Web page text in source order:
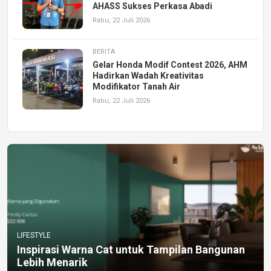
AHASS Sukses Perkasa Abadi
Rabu, 22 Juli 2026
BERITA
Gelar Honda Modif Contest 2026, AHM
Hadirkan Wadah Kreativitas
Modifikator Tanah Air
Rabu, 22 Juli 2026
LIFESTYLE
Inspirasi Warna Cat untuk Tampilan Bangunan
Lebih Menarik